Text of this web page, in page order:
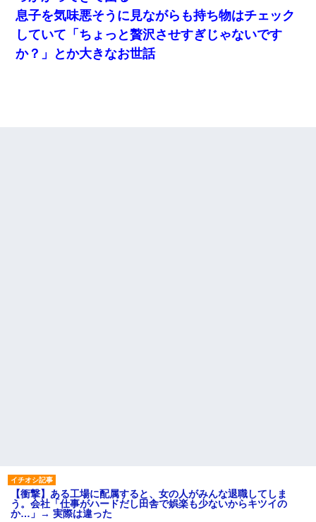
息子を気味悪そうに見ながらも持ち物はチェック
していて「ちょっと贅沢させすぎじゃないです
か？」とか大きなお世話
【衝撃】ある工場に配属すると、女の人がみんな退職してしま
う。会社「仕事がハードだし田舎で娯楽も少ないからキツイの
か…」→ 実際は違った